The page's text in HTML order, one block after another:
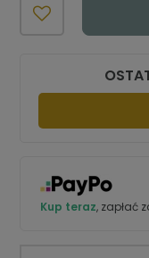
Kup teraz, zapłać